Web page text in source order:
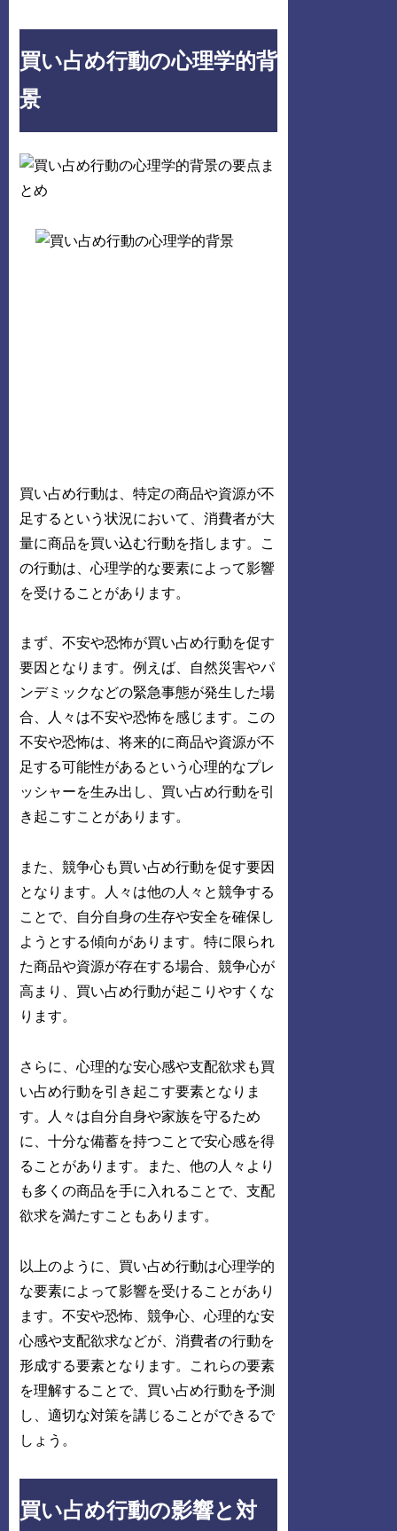
買い占め行動の心理学的背
景
買い占め行動は、特定の商品や資源が不
足するという状況において、消費者が大
量に商品を買い込む行動を指します。こ
の行動は、心理学的な要素によって影響
を受けることがあります。
まず、不安や恐怖が買い占め行動を促す
要因となります。例えば、自然災害やパ
ンデミックなどの緊急事態が発生した場
合、人々は不安や恐怖を感じます。この
不安や恐怖は、将来的に商品や資源が不
足する可能性があるという心理的なプレ
ッシャーを生み出し、買い占め行動を引
き起こすことがあります。
また、競争心も買い占め行動を促す要因
となります。人々は他の人々と競争する
ことで、自分自身の生存や安全を確保し
ようとする傾向があります。特に限られ
た商品や資源が存在する場合、競争心が
高まり、買い占め行動が起こりやすくな
ります。
さらに、心理的な安心感や支配欲求も買
い占め行動を引き起こす要素となりま
す。人々は自分自身や家族を守るため
に、十分な備蓄を持つことで安心感を得
ることがあります。また、他の人々より
も多くの商品を手に入れることで、支配
欲求を満たすこともあります。
以上のように、買い占め行動は心理学的
な要素によって影響を受けることがあり
ます。不安や恐怖、競争心、心理的な安
心感や支配欲求などが、消費者の行動を
形成する要素となります。これらの要素
を理解することで、買い占め行動を予測
し、適切な対策を講じることができるで
しょう。
買い占め行動の影響と対